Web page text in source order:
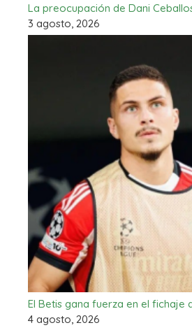
La preocupación de Dani
3 agosto, 2026
El Betis gana fuerza en el fichaje
4 agosto, 2026